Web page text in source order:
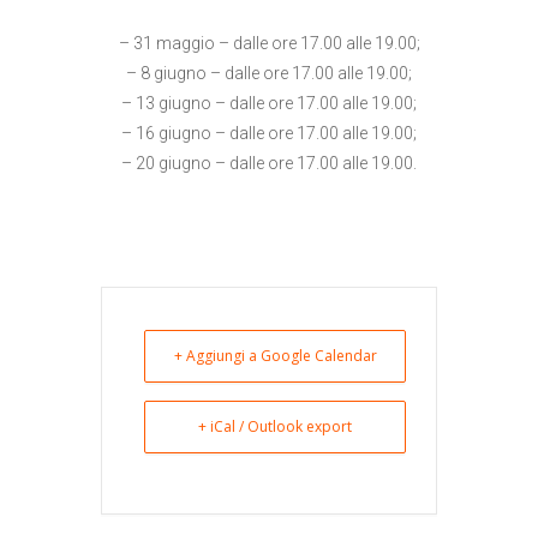
– 31 maggio – dalle ore 17.00 alle 19.00;
– 8 giugno – dalle ore 17.00 alle 19.00;
– 13 giugno – dalle ore 17.00 alle 19.00;
– 16 giugno – dalle ore 17.00 alle 19.00;
– 20 giugno – dalle ore 17.00 alle 19.00.
+ Aggiungi a Google Calendar
+ iCal / Outlook export